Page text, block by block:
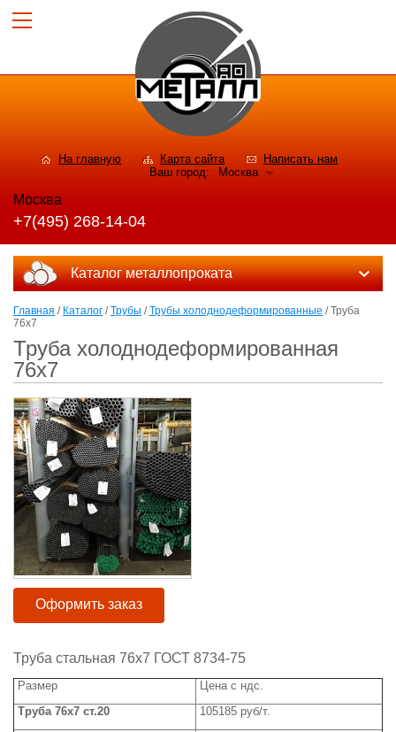
На главную Карта сайта
Написать нам
Ваш город:
Москва
Москва
+7(495) 268-14-04
Каталог металлопроката
Главная / Каталог /Трубы /Трубы холоднодеформированные / Труба
76x7
Труба холоднодеформированная
76x7
Оформить заказ
Труба стальная 76x7 ГОСТ 8734-75
Размер
Цена с ндс.
Труба 76x7 ст.20
105185 руб/т.